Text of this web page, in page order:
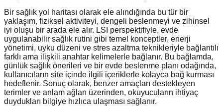
Bir sağlık yol haritası olarak ele alındığında bu tür bir
yaklaşım, fiziksel aktiviteyi, dengeli beslenmeyi ve zihinsel
iyi oluşu bir arada ele alır. LSI perspektifiyle, evde
uygulanabilir sağlık rutini gibi temel konceptler, enerji
yönetimi, uyku düzeni ve stres azaltma teknikleriyle bağlantılı
farklı ama ilişkili anahtar kelimelerle bağlanır. Bu bağlamda,
günlük sağlık önerileri ve bir evde beslenme planı odağında,
kullanıcıların site içinde ilgili içeriklerle kolayca bağ kurması
hedeflenir. Sonuç olarak, benzer amaçları destekleyen
terimler ve anlam ağları üzerinden, okuyucuların ihtiyaç
duydukları bilgiye hızlıca ulaşması sağlanır.